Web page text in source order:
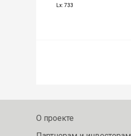
Lx: 733
О проекте